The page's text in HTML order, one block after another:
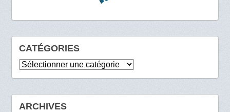
CATÉGORIES
Catégories
ARCHIVES